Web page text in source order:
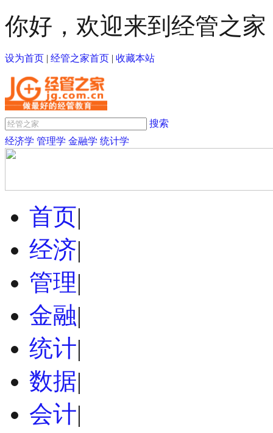
你好，欢迎来到经管之家
设为首页 | 经管之家首页 | 收藏本站
搜索
经济学 管理学 金融学 统计学
首页|
经济|
管理|
金融|
统计|
数据|
会计|